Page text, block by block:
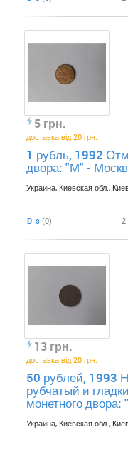
5 грн.
доставка від 20 грн.
1 рубль, 1992
двора: "М" -
Украина, Киевская обл.,
D_s (0) 2
13 грн.
доставка від 20 грн.
50 рублей, 1993
рубчатый и
монетного
Украина, Киевская обл.,